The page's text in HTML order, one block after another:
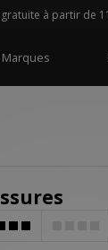
à partir de 110€
Marques